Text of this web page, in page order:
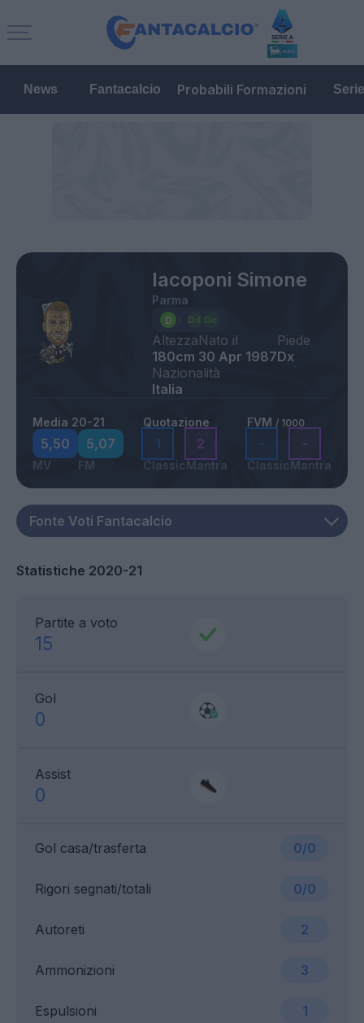
News Fantacalcio Probabili Formazioni
Iacoponi Simone
Parma
Altezza
180cm
Nato il
30 Apr 1987
Piede
Dx
Nazionalità
Italia
Media 20-21
5,50
MV
5,07
FM
Quotazione
1
Classic
2
Mantra
FVM / 1000
-
Classic
-
Mantra
Statistiche 2020-21
Partite a voto
15
Gol
0
Assist
0
Gol casa/trasferta 0/0
Ammonizioni 3
Rigori segnati/totali 0/0
Espulsioni 1
Autoreti 2